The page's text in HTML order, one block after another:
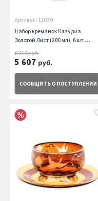
Артикул: 12039
Набор креманок Клаудиа
Золотой Лист (200 мл), 6 шт.
8 010руб.
5 607 руб.
СООБЩИТЬ О ПОСТУПЛЕНИИ